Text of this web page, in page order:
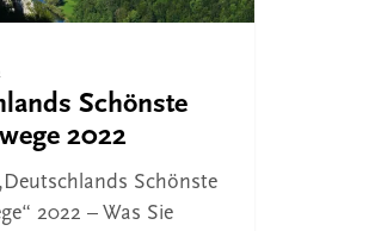
Schönste
2022
Schönste
2022 – Was Sie